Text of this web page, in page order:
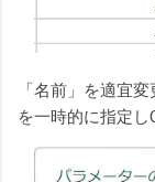
「名前」を適宜
を一時的に指定し